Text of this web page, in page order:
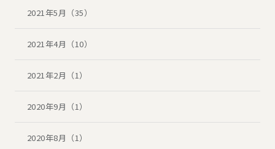
2021年5月（35）
2021年4月（10）
2021年2月（1）
2020年9月（1）
2020年8月（1）